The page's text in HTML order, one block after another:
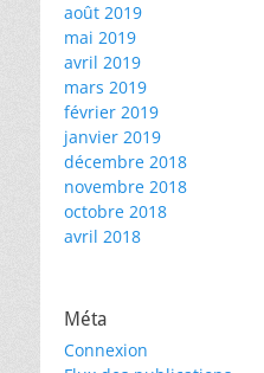
août 2019
mai 2019
avril 2019
mars 2019
février 2019
janvier 2019
décembre 2018
novembre 2018
octobre 2018
avril 2018
Méta
Connexion